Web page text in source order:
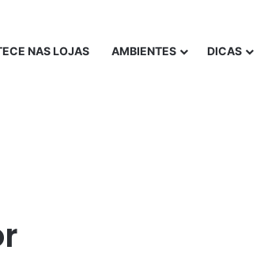
NAS LOJAS AMBIENTES DICAS